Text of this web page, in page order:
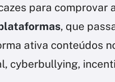
para comprovar
, que
ativa conteúdos
cyberbullying,